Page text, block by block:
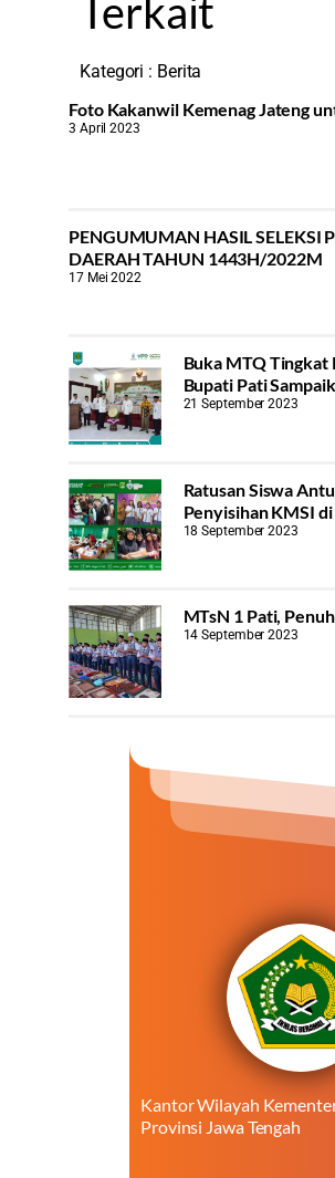
Terkait
Kategori : Berita
Foto Kakanwil Kemenag Jateng
3 April 2023
PENGUMUMAN HASIL SELEKSI
DAERAH TAHUN 1443H/2022M
17 Mei 2022
Buka MTQ Tingkat
Bupati Pati
21 September 2023
Ratusan Siswa
Penyisihan KMSI
18 September 2023
MTsN 1 Pati,
14 September 2023
Kantor Wilayah
Provinsi Jawa Tengah